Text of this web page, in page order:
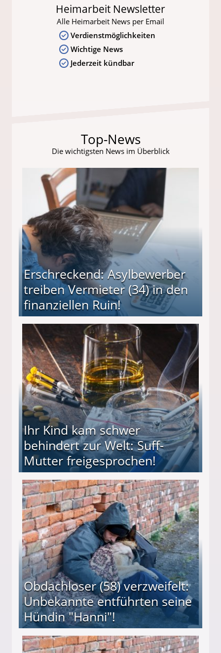
Heimarbeit Newsletter
Alle Heimarbeit News per Email
Verdienstmöglichkeiten
Wichtige News
Jederzeit kündbar
Top-News
Die wichtigsten News im Überblick
Erschreckend: Asylbewerber
treiben Vermieter (34) in den
finanziellen Ruin!
(34) in den finanziellen Ruin!
Ihr Kind kam schwer
behindert zur Welt: Suff-
Mutter freigesprochen!
Mutter freigesprochen!
Obdachloser (58) verzweifelt:
Unbekannte entführten seine
Hündin "Hanni"!